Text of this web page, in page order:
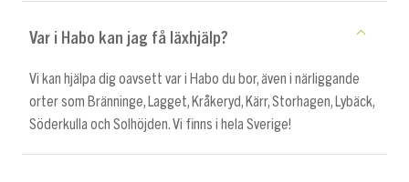
Var i Habo kan jag få läxhjälp?
Vi kan hjälpa dig oavsett var i Habo du bor, även i närliggande
orter som Bränninge, Lagget, Kråkeryd, Kärr, Storhagen, Lybäck,
Söderkulla och Solhöjden. Vi finns i hela Sverige!